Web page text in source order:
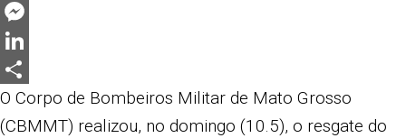
Twitter
Messenger
LinkedIn
Share
O Corpo de Bombeiros Militar de Mato Grosso
(CBMMT) realizou, no domingo (10.5), o resgate do